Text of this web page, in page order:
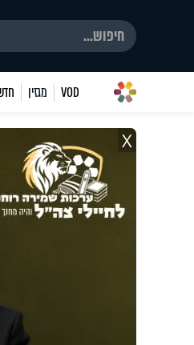
VOD מגזין
X